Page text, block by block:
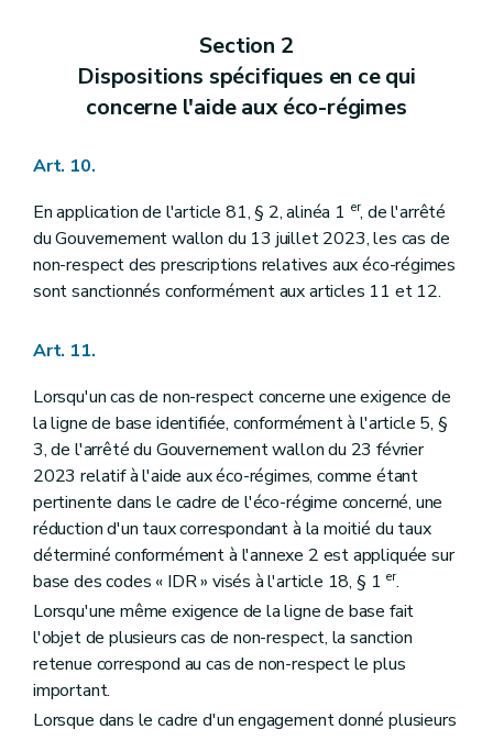
Section 2
Dispositions spécifiques en ce qui
concerne l'aide aux éco-régimes
Art. 10.
En application de l'article 81, § 2, alinéa 1 er, de l'arrêté
du Gouvernement wallon du 13 juillet 2023, les cas de
non-respect des prescriptions relatives aux éco-régimes
sont sanctionnés conformément aux articles 11 et 12.
Art. 11.
Lorsqu'un cas de non-respect concerne une exigence de
la ligne de base identifiée, conformément à l'article 5, §
3, de l'arrêté du Gouvernement wallon du 23 février
2023 relatif à l'aide aux éco-régimes, comme étant
pertinente dans le cadre de l'éco-régime concerné, une
réduction d'un taux correspondant à la moitié du taux
déterminé conformément à l'annexe 2 est appliquée sur
base des codes « IDR » visés à l'article 18, § 1 er.
Lorsqu'une même exigence de la ligne de base fait
l'objet de plusieurs cas de non-respect, la sanction
retenue correspond au cas de non-respect le plus
important.
Lorsque dans le cadre d'un engagement donné plusieurs